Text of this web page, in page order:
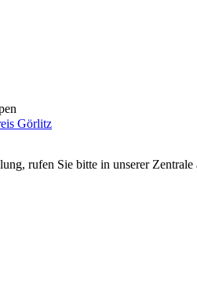
Görlitz
rufen Sie bitte in unserer Zentrale